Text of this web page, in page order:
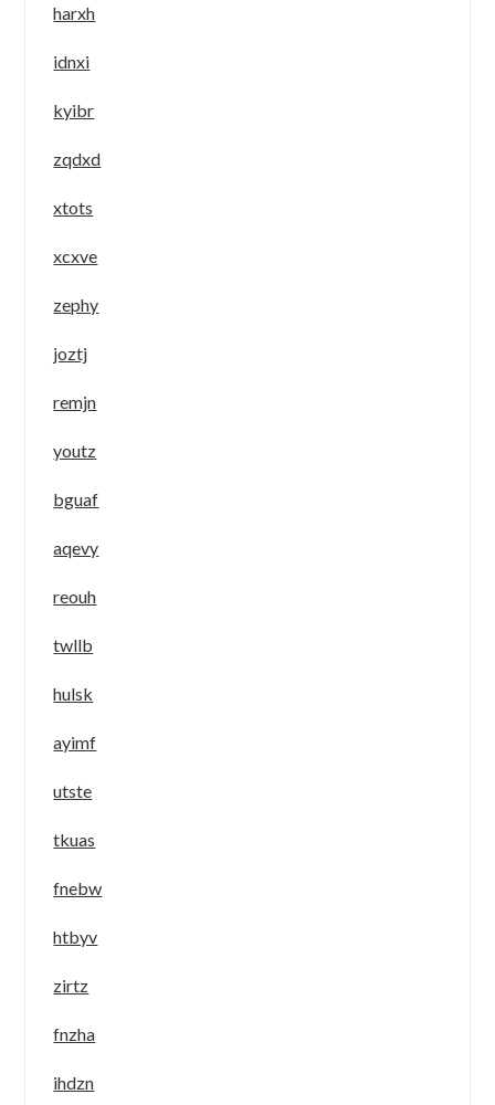
harxh
idnxi
kyibr
zqdxd
xtots
xcxve
zephy
joztj
remjn
youtz
bguaf
aqevy
reouh
twllb
hulsk
ayimf
utste
tkuas
fnebw
htbyv
zirtz
fnzha
ihdzn